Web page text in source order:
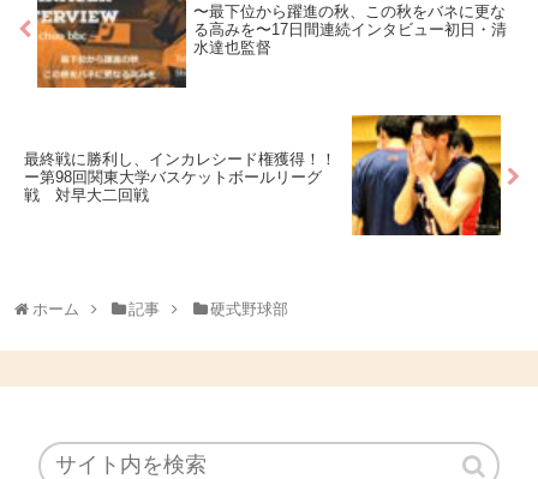
〜最下位から躍進の秋、この秋をバネに更な
る高みを〜17日間連続インタビュー初日・清
水達也監督
最終戦に勝利し、インカレシード権獲得！！
ー第98回関東大学バスケットボールリーグ
戦 対早大二回戦
ホーム 記事 硬式野球部